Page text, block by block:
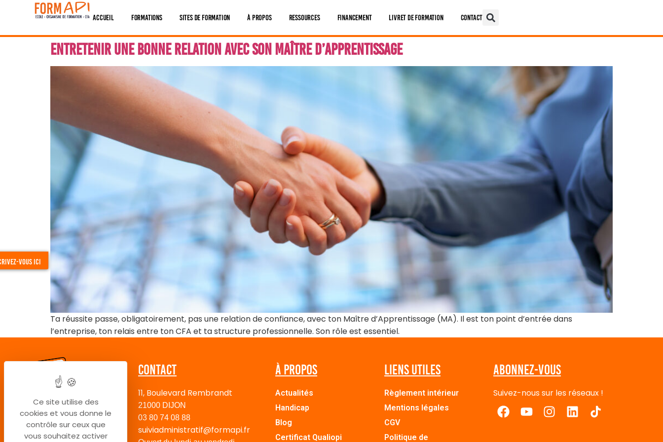
principal
Accueil Formations Sites De Formation À Propos Ressources Financement Livret De Formation Contact
vous ici
Entretenir une bonne relation avec son maître d’apprentissage
Ta réussite passe, obligatoirement, pas une relation de confiance, avec ton Maître d’Apprentissage (MA). Il est ton point d’entrée dans
l’entreprise, ton relais entre ton CFA et ta structure professionnelle. Son rôle est essentiel.
Contact
11, Boulevard Rembrandt
21000 DIJON
03 80 74 08 88
suiviadministratif@formapi.fr
À propos
Actualités
Handicap
Blog
Certificat Qualiopi
Liens utiles
Règlement intérieur
Mentions légales
CGV
Politique de
Abonnez-vous
Suivez-nous sur les réseaux !
Panneau de gestion des cookies
Ce site utilise des
cookies et vous donne le
contrôle sur ceux que
vous souhaitez activer